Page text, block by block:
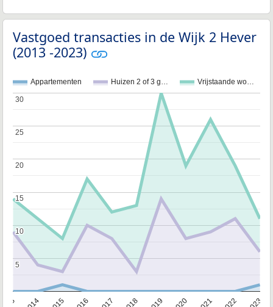
Vastgoed transacties in de Wijk 2 Hever
(2013 -2023)
Appartementen Huizen 2 of 3 g… Vrijstaande wo…
5
5
10
10
15
15
20
20
25
25
30
30